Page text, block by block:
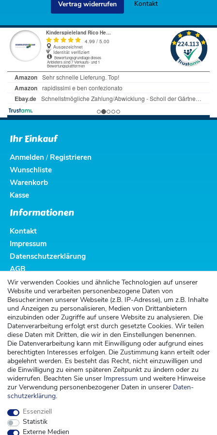
Vertrag widerrufen Kontakt
Wir verwenden Cookies und ähnliche Technologien auf unserer
Website und verarbeiten personenbezogene Daten von
Besucher:innen unserer Webseite (z.B. IP-Adresse), um z.B. Inhalte
und Anzeigen zu personalisieren, Medien von Drittanbietern
einzubinden oder Zugriffe auf unsere Website zu analysieren. Die
Datenverarbeitung erfolgt erst durch gesetzte Cookies. Wir teilen
diese Daten mit Dritten, die wir in den Einstellungen benennen.
Die Datenverarbeitung kann mit Einwilligung oder aufgrund eines
berechtigten Interesses erfolgen. Die Zustimmung kann erteilt oder
abgelehnt werden. Es besteht das Recht, nicht einzuwilligen und
die Einwilligung zu einem späteren Zeitpunkt zu ändern oder zu
widerrufen. Beachten Sie unser Impressum und weitere Hinweise
zur Verwendung personenbezogener Daten in unserer Daten­
schutz­erklärung.
Essenziell
Statistik
Externe Medien
Ihr Einkauf
Anmelden / Registrieren
Wunschliste
Warenkorb
Kasse
Informationen
Kontakt
Impressum
Datenschutzerklärung
AGB
Altbatterieentsorgung
Kundenservice
Versand
Zahlung
Widerrufsrecht
Widerrufsformular
Kontakt
kontakt@kinderspieleland.de
Montag, Dienstag, Freitag von 7.30 bis 15.00 Uhr
Anrufe aus dem dt. Festnetz zum Ortstarif, Preise aus dem Mobilfunknetz ggf.